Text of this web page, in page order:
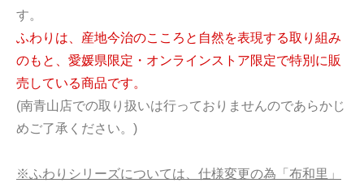
す。
ふわりは、産地今治のこころと自然を表現する取り組み
のもと、愛媛県限定・オンラインストア限定で特別に販
売している商品です。
(南青山店での取り扱いは行っておりませんのであらかじ
めご了承ください。)
※ふわりシリーズについては、仕様変更の為「布和里」